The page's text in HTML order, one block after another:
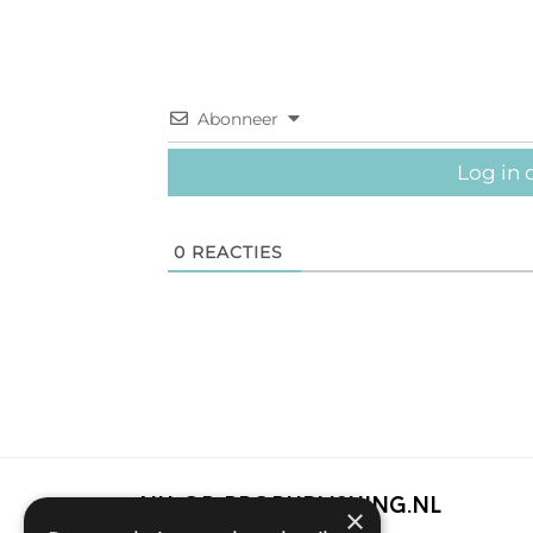
Abonneer
Log in
0 REACTIES
Nu op Propublishing.nl
×